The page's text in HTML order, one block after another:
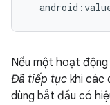
Nếu một hoạt
Đã tiếp tục khi các
dùng bắt đầu có